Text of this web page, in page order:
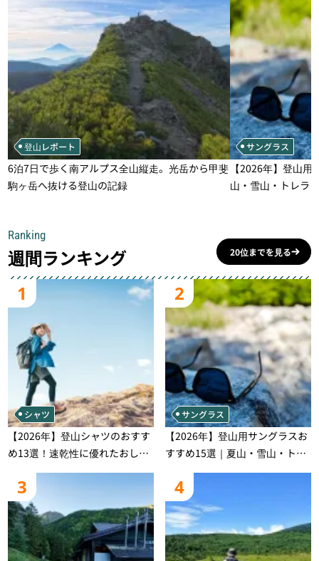
登山レポート
6泊7日で歩く南アルプス全山縦走。光岳から甲斐
駒ヶ岳へ抜ける登山の記録
サングラス
【2026年】登山
山・雪山・トレラ
Ranking
週間ランキング 20位までを見る
1
シャツ
【2026年】登山シャツのおすす
め13選！速乾性に優れたおしゃ
れなモデルを徹底紹介！
2
サングラス
【2026年】登山用サングラスお
すすめ15選｜夏山・雪山・トレ
ラン別、シーンで選ぶ失敗しな
い一本
3 4